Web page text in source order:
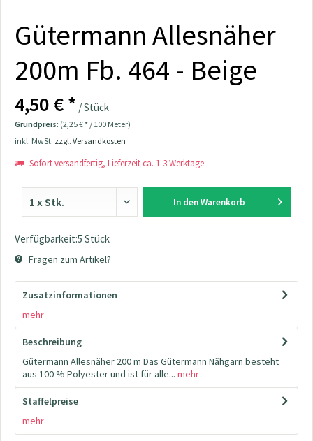
Gütermann Allesnäher
200m Fb. 464 - Beige
4,50 € * / Stück
Grundpreis: (2,25 € * / 100 Meter)
inkl. MwSt. zzgl. Versandkosten
Sofort versandfertig, Lieferzeit ca. 1-3 Werktage
In den Warenkorb
Verfügbarkeit:5 Stück
Fragen zum Artikel?
Zusatzinformationen
mehr
Beschreibung
Gütermann Allesnäher 200 m Das Gütermann Nähgarn besteht
aus 100 % Polyester und ist für alle... mehr
Staffelpreise
mehr